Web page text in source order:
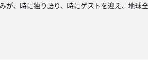
、時に独り語り、時にゲストを迎え、地球